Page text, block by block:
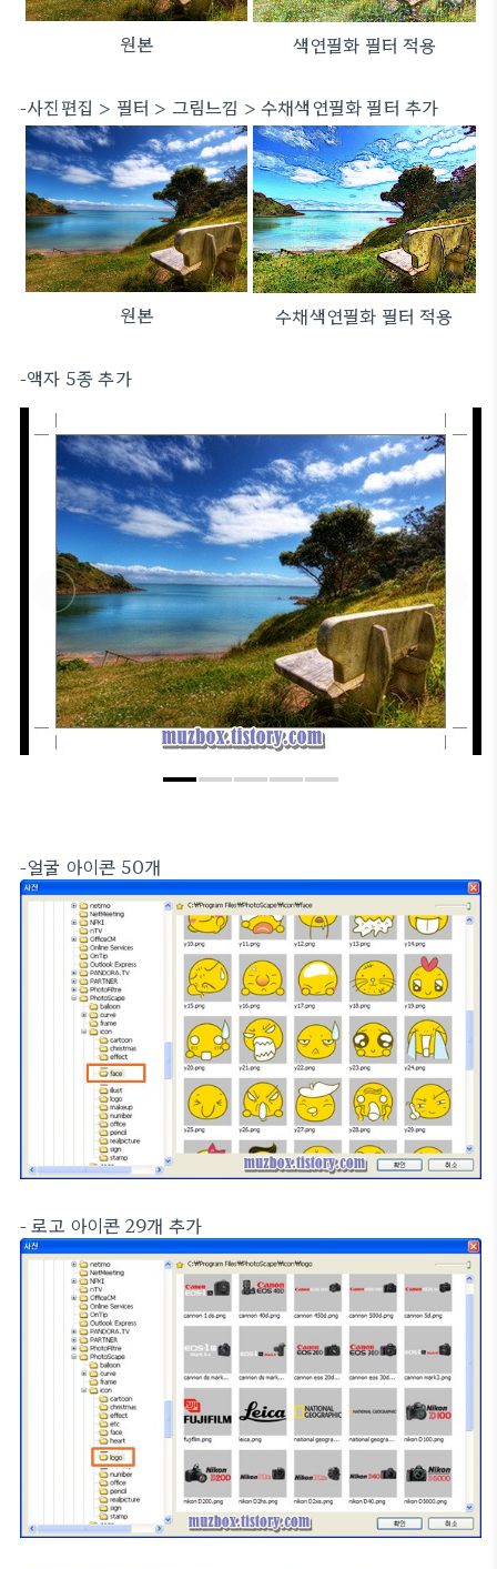
원본 색연필화 필터 적용
-사진편집 > 필터 > 그림느낌 > 수채색연필화 필터 추가
원본 수채색연필화 필터 적용
-액자 5종 추가
-얼굴 아이콘 50개
- 로고 아이콘 29개 추가